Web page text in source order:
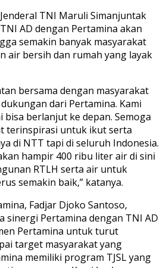
TNI Maruli Simanjuntak
AD dengan Pertamina akan
semakin banyak masyarakat
air bersih dan rumah yang layak
bersama dengan masyarakat
dari Pertamina. Kami
berlanjut ke depan. Semoga
terinspirasi untuk ikut serta
di NTT tapi di seluruh Indonesia.
hampir 400 ribu liter air di sini
RTLH serta air untuk
semakin baik,” katanya.
Fadjar Djoko Santoso,
sinergi Pertamina dengan TNI AD
Pertamina untuk turut
target masyarakat yang
memiliki program TJSL yang